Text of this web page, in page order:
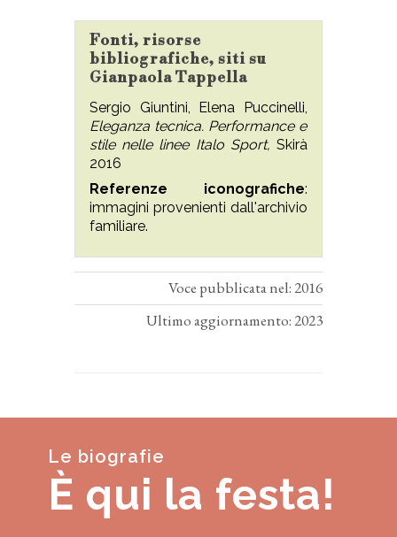
Fonti, risorse
bibliografiche, siti su
Gianpaola Tappella
Sergio Giuntini, Elena Puccinelli,
Eleganza tecnica. Performance e
stile nelle linee Italo Sport, Skirà
2016
Referenze iconografiche:
immagini provenienti dall'archivio
familiare.
Voce pubblicata nel: 2016
Ultimo aggiornamento: 2023
Le biografie
È qui la festa!